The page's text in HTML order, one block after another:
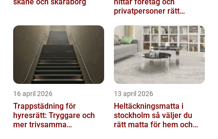
privatpersoner rätt
16 april 2026
Trappstädning för
hyresrätt: Tryggare och
mer trivsamma
13 april 2026
Heltäckningsmatta i
stockholm så väljer du
rätt matta för hem och